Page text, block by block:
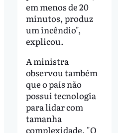
em menos de 20
minutos, produz
um incêndio",
explicou.
A ministra
observou também
que o país não
possui tecnologia
para lidar com
tamanha
complexidade. "O